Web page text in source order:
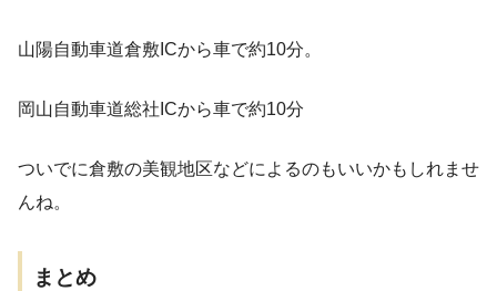
山陽自動車道倉敷ICから車で約10分。
岡山自動車道総社ICから車で約10分
ついでに倉敷の美観地区などによるのもいいかもしれませ
んね。
まとめ